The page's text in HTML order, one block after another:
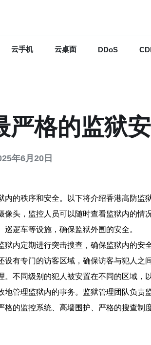
云手机 云桌面 DDoS
严格的监狱
年6月20日
的秩序和安全。以下将介绍香港高防监
头，监控人员可以随时查看监狱内的情
逻车等设施，确保监狱外围的安全。
内定期进行突击搜查，确保监狱内的安全
有专门的访客区域，确保访客与犯人之
不同级别的犯人被安置在不同的区域，
管理监狱内的事务。监狱管理团队负责
的监控系统、高墙围护、严格的搜查制